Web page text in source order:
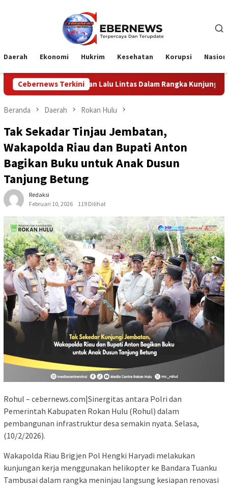
Daerah Ekonomi Hukrim Kesehatan Korupsi
Cebernews Terkini
Lalu Lintas Dalam Rangka Kunjungan Menteri Pertahanan RI
Beranda Daerah Rokan Hulu
Tak Sekadar Tinjau Jembatan,
Wakapolda Riau dan Bupati Anton
Bagikan Buku untuk Anak Dusun
Tanjung Betung
Redaksi
Februari 10, 2026
119 Dilihat
Rohul – cebernews.com|Sinergitas antara Polri dan
Pemerintah Kabupaten Rokan Hulu (Rohul) dalam
pembangunan infrastruktur desa semakin nyata. Selasa,
(10/2/2026).
Wakapolda Riau Brigjen Pol Hengki Haryadi melakukan
kunjungan kerja menggunakan helikopter ke Bandara Tuanku
Tambusai dalam rangka meninjau langsung kesiapan renovasi